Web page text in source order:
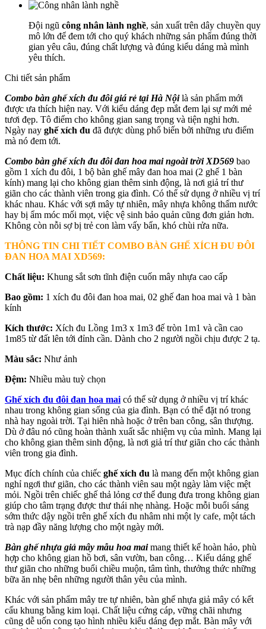
Đội ngũ công nhân lành nghề, sản xuất trên dây chuyền quy
mô lớn để đem tới cho quý khách những sản phẩm đúng thời
gian yêu câu, đúng chất lượng và đúng kiểu dáng mà mình
yêu thích.
Chi tiết sản phẩm
Combo bàn ghế xích đu đôi giá rẻ tại Hà Nộilà sản phẩm mới
được ưa thích hiện nay. Với kiểu dáng đẹp mắt đem lại sự mới mẻ
tươi đẹp. Tô điểm cho không gian sang trọng và tiện nghi hơn.
Ngày nay ghế xích đu đã được dùng phổ biến bởi những ưu điểm
mà nó đem tới.
Combo bàn ghế xích đu đôi đan hoa mai ngoài trời XD569 bao
gồm 1 xích đu đôi, 1 bộ bàn ghế mây đan hoa mai (2 ghế 1 bàn
kính) mang lại cho không gian thêm sinh động, là nơi giả trí thư
giãn cho các thành viên trong gia đình. Có thể sử dụng ở nhiều vị trí
khác nhau. Khác với sợi mây tự nhiên, mây nhựa không thấm nước
hay bị ẩm móc mối mọt, việc vệ sinh bảo quản cũng đơn giản hơn.
Không còn nỗi sợ bị trẻ con làm vấy bẩn, khó chùi rửa nữa.
THÔNG TIN CHI TIẾT COMBO BÀN GHẾ XÍCH ĐU ĐÔI
ĐAN HOA MAI XD569:
Chất liệu: Khung sắt sơn tĩnh điện cuốn mây nhựa cao cấp
Bao gồm: 1 xích đu đôi đan hoa mai, 02 ghế đan hoa mai và 1 bàn
kính
Kích thước: Xích đu Lồng 1m3 x 1m3 đế tròn 1m1 và cần cao
1m85 từ đất lên tới đỉnh cần. Dành cho 2 người ngồi chịu được 2 tạ.
Màu sắc: Như ảnh
Đệm: Nhiều màu tuỳ chọn
Ghế xích đu đôi đan hoa mai có thể sử dụng ở nhiều vị trí khác
nhau trong không gian sống của gia đình. Bạn có thể đặt nó trong
nhà hay ngoài trời. Tại hiên nhà hoặc ở trên ban công, sân thượng.
Dù ở đâu nó cũng hoàn thành xuất sắc nhiệm vụ của mình. Mang lại
cho không gian thêm sinh động, là nơi giả trí thư giãn cho các thành
viên trong gia đình.
Mục đích chính của chiếc ghế xích đu là mang đến một không gian
nghỉ ngơi thư giãn, cho các thành viên sau một ngày làm việc mệt
mỏi. Ngồi trên chiếc ghế thả lỏng cơ thể đung đưa trong không gian
giúp cho tâm trạng được thư thái nhẹ nhàng. Hoặc mỗi buổi sáng
sớm thức dậy ngồi trên ghế xích đu nhâm nhi một ly cafe, một tách
trà nạp đầy năng lượng cho một ngày mới.
Bàn ghế nhựa giả mây mẫu hoa maimang thiết kế hoàn hảo, phù
hợp cho không gian hồ bơi, sân vườn, ban công… Kiểu dáng ghế
thư giãn cho những buổi chiều muộn, tâm tình, thưởng thức những
bữa ăn nhẹ bên những người thân yêu của mình.
Khác với sản phẩm mây tre tự nhiên, bàn ghế nhựa giả mây có kết
cấu khung bằng kim loại. Chất liệu cứng cáp, vững chãi nhưng
cũng dễ uốn cong tạo hình nhiều kiểu dáng đẹp mắt. Bàn mây với